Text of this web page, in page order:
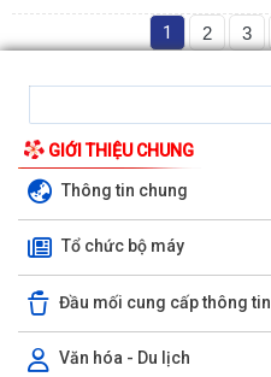
1 2 3
GIỚI THIỆU CHUNG
Thông tin chung
Tổ chức bộ máy
Đầu mối cung cấp thông tin
Văn hóa - Du lịch